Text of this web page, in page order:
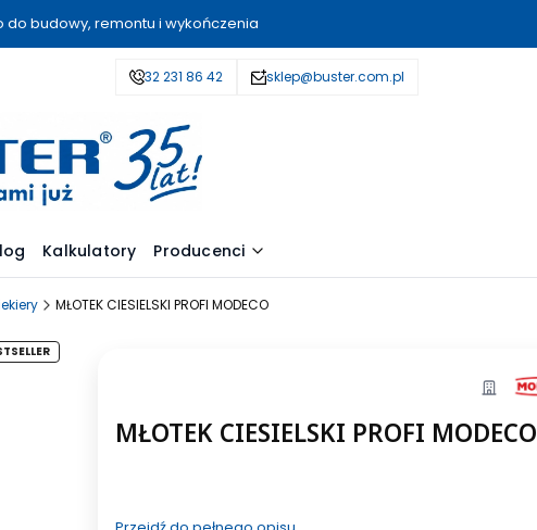
do budowy, remontu i wykończenia
32 231 86 42 sklep@buster.com.pl
Kalkulatory Producenci
MŁOTEK CIESIELSKI PROFI MODECO
MŁOTEK CIESIELSKI PROFI MODECO